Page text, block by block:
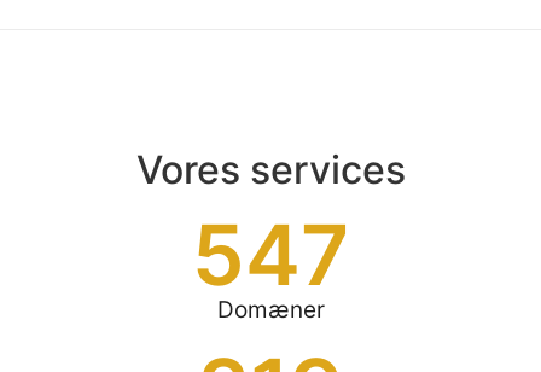
Vores services
Domæner
547